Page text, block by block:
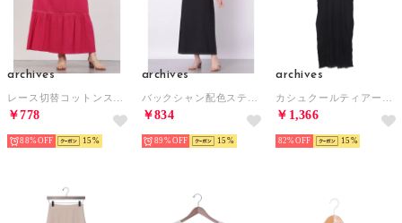
archives
￥778
88% 15
archives
￥834
89% 15
archives
￥1,366
82% 15